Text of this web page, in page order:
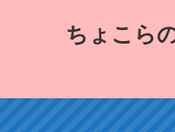
ちょこら